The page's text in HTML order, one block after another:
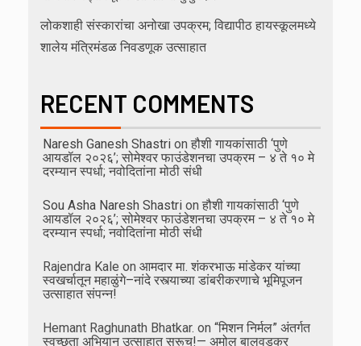
लोकशाही संस्कारांचा अनोखा उपक्रम; विद्यापीठ हायस्कूलमध्ये
शालेय मंत्रिमंडळ निवडणूक उत्साहात
RECENT COMMENTS
Naresh Ganesh Shastri on हौशी गायकांसाठी ‘पुणे
आयडॉल २०२६’; सोमेश्वर फाउंडेशनचा उपक्रम – ४ ते १० मे
दरम्यान स्पर्धा; नवोदितांना मोठी संधी
Sou Asha Naresh Shastri on हौशी गायकांसाठी ‘पुणे
आयडॉल २०२६’; सोमेश्वर फाउंडेशनचा उपक्रम – ४ ते १० मे
दरम्यान स्पर्धा; नवोदितांना मोठी संधी
Rajendra Kale on आमदार मा. शंकरभाऊ मांडेकर यांच्या
स्वखर्चातून महाळुंगे–नांदे रस्त्याच्या डांबरीकरणाचे भूमिपूजन
उत्साहात संपन्न!
Hemant Raghunath Bhatkar. on “मिशन निर्मल” अंतर्गत
स्वच्छता अभियान उत्साहात सुरूच!— अमोल बालवडकर